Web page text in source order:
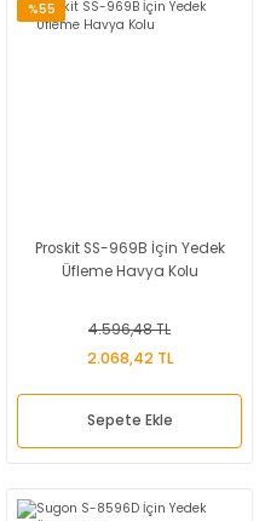
%55
Proskit SS-969B İçin Yedek
Üfleme Havya Kolu
4.596,48 TL
2.068,42 TL
Sepete Ekle